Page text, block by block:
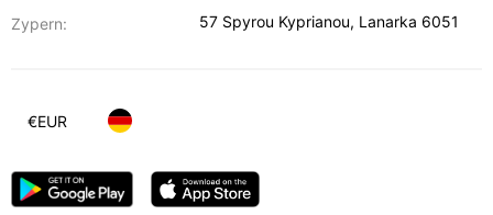
Zypern:
57 Spyrou Kyprianou, Lanarka 6051
€EUR